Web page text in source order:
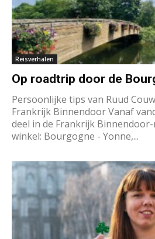
Reisverhalen
Op roadtrip door de
Persoonlijke tips van Ruud
Frankrijk Binnendoor Vanaf
deel in de Frankrijk
winkel: Bourgogne - Yonne,...